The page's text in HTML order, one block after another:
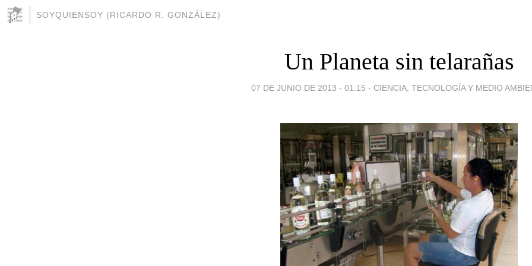
SOYQUIENSOY (RICARDO R. GONZÁLEZ)
Un Planeta sin telarañas
07 DE JUNIO DE 2013 - 01:15 - CIENCIA, TECNOLOGÍA Y MEDIO